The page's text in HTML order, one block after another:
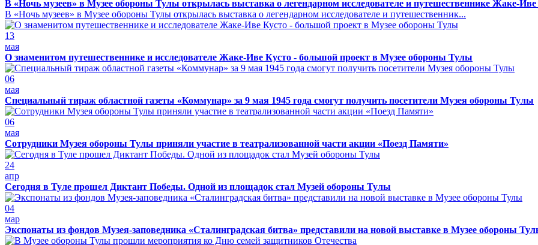
В «Ночь музеев» в Музее обороны Тулы открылась выставка о легендарном исследователе и путешественнике Жаке-
В «Ночь музеев» в Музее обороны Тулы открылась выставка о легендарном исследователе и путешественник...
13
мая
О знаменитом путешественнике и исследователе Жаке-Иве Кусто - большой проект в Музее обороны Тулы
06
мая
Специальный тираж областной газеты «Коммунар» за 9 мая 1945 года смогут получить посетители Музея обороны Тулы
06
мая
Сотрудники Музея обороны Тулы приняли участие в театрализованной части акции «Поезд Памяти»
24
апр
Сегодня в Туле прошел Диктант Победы. Одной из площадок стал Музей обороны Тулы
04
мар
Экспонаты из фондов Музея-заповедника «Сталинградская битва» представили на новой выставке в Музее обороны